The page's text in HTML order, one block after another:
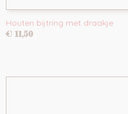
Houten bijtring met draakje
€ 11,50